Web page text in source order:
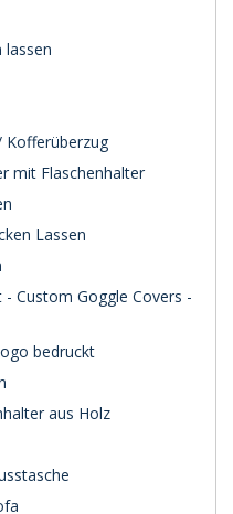
lassen
Kofferüberzug
mit Flaschenhalter
Lassen
Custom Goggle Covers -
bedruckt
aus Holz